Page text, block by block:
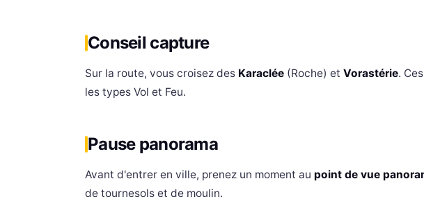
Conseil capture
Sur la route, vous croisez des Karaclée (Roche) et Vorastérie.
les types Vol et Feu.
Pause panorama
Avant d'entrer en ville, prenez un moment au point de vue
de tournesols et de moulin.